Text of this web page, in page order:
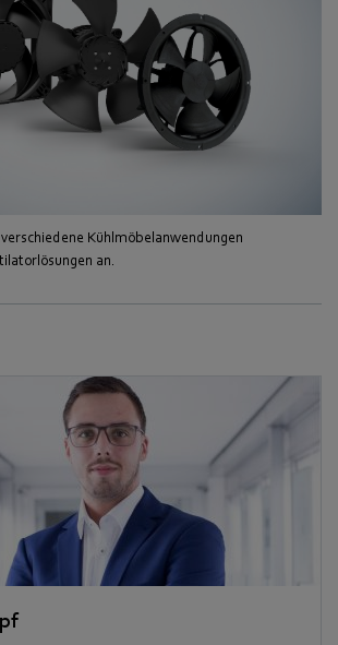
Kühlmöbelanwendungen
an.